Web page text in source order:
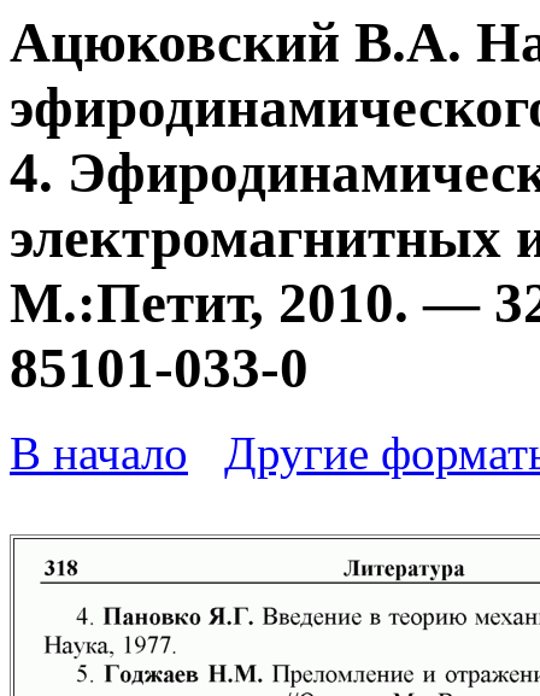
Ацюковский В.А.
4.
электромагнитных
М.:Петит, 2010. —
85101-033-0
В начало Другие